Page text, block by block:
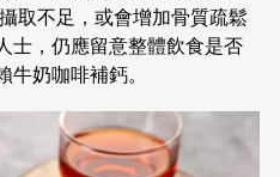
取不足，或會增加骨質疏鬆
士，仍應留意整體飲食是否
牛奶咖啡補鈣。